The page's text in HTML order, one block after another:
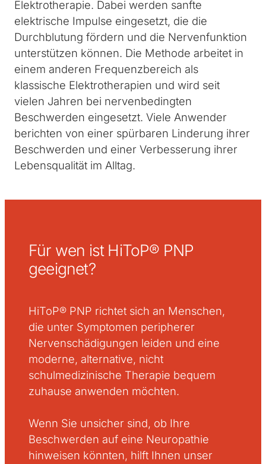
Elektrotherapie. Dabei werden sanfte
elektrische Impulse eingesetzt, die die
Durchblutung fördern und die Nervenfunktion
unterstützen können. Die Methode arbeitet in
einem anderen Frequenzbereich als
klassische Elektrotherapien und wird seit
vielen Jahren bei nervenbedingten
Beschwerden eingesetzt. Viele Anwender
berichten von einer spürbaren Linderung ihrer
Beschwerden und einer Verbesserung ihrer
Lebensqualität im Alltag.
Für wen ist HiToP® PNP
geeignet?
HiToP® PNP richtet sich an Menschen,
die unter Symptomen peripherer
Nervenschädigungen leiden und eine
moderne, alternative, nicht
schulmedizinische Therapie bequem
zuhause anwenden möchten.
Wenn Sie unsicher sind, ob Ihre
Beschwerden auf eine Neuropathie
hinweisen könnten, hilft Ihnen unser